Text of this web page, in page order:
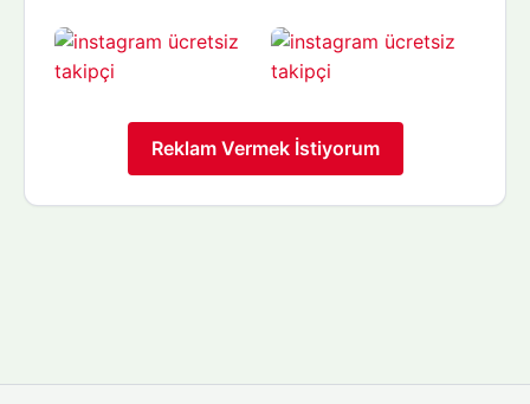
Reklam Vermek İstiyorum